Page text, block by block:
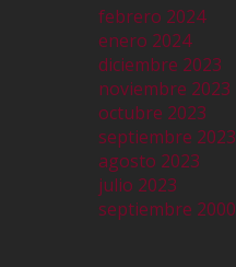
febrero 2024
enero 2024
diciembre 2023
noviembre 2023
octubre 2023
septiembre 2023
agosto 2023
julio 2023
septiembre 2000